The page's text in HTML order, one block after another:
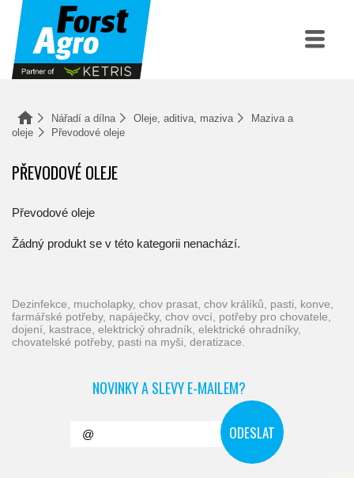
Nářadí a dílna Oleje, aditiva, maziva
Maziva a
oleje
Převodové oleje
PŘEVODOVÉ OLEJE
Převodové oleje
Žádný produkt se v této kategorii nenachází.
dezinfekce, mucholapky, chov prasat, chov králíků, pasti, konve,
farmářské potřeby, napáječky, chov ovcí, potřeby pro chovatele,
dojení, kastrace, elektrický ohradník, elektrické ohradníky,
chovatelské potřeby, pasti na myši, deratizace.
NOVINKY A SLEVY E-MAILEM?